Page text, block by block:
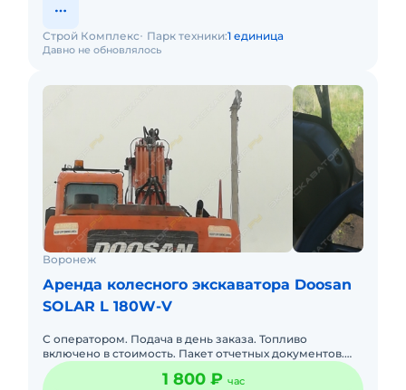
Давно не обновлялось
Строй Комплекс Парк техники:1 единица
Воронеж
Аренда колесного экскаватора Doosan
SOLAR L 180W-V
С оператором. Подача в день заказа. Топливо
включено в стоимость. Пакет отчетных документов.
Долгосрочная аренда.
1 800 ₽ час